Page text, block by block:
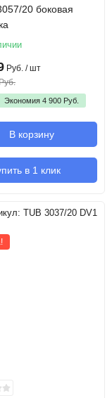
20 боковая
Руб. / шт
Экономия 4 900 Руб.
В корзину
в 1 клик
TUB 3037/20 DV1